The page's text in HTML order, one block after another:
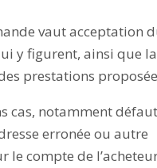
vaut acceptation
y figurent, ainsi que la
prestations
cas, notamment
erronée ou autre
le compte de